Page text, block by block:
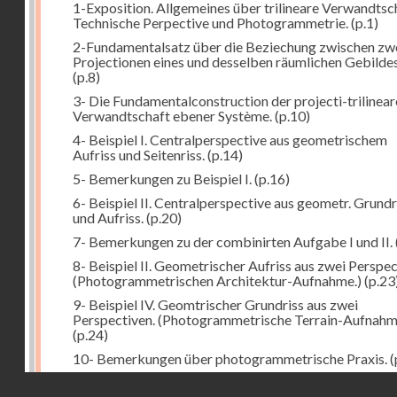
1-Exposition. Allgemeines über trilineare
Technische Perpective und Photogrammetrie. (p.1)
2-Fundamentalsatz über die Beziechung zwischen
Projectionen eines und desselben räumlichen
(p.8)
3- Die Fundamentalconstruction der projecti-
Verwandtschaft ebener Système. (p.10)
4- Beispiel I. Centralperspective aus geometrischem
Aufriss und Seitenriss. (p.14)
5- Bemerkungen zu Beispiel I. (p.16)
6- Beispiel II. Centralperspective aus geometr.
und Aufriss. (p.20)
7- Bemerkungen zu der combinirten Aufgabe I und II.
8- Beispiel II. Geometrischer Aufriss aus zwei
(Photogrammetrischen Architektur-Aufnahme.)
9- Beispiel IV. Geomtrischer Grundriss aus zwei
Perspectiven. (Photogrammetrische Terrain-
(p.24)
10- Bemerkungen über photogrammetrische Praxis.